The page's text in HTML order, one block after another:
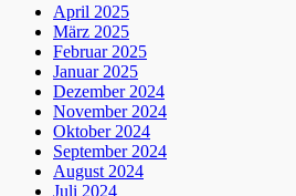
April 2025
März 2025
Februar 2025
Januar 2025
Dezember 2024
November 2024
Oktober 2024
September 2024
August 2024
Juli 2024